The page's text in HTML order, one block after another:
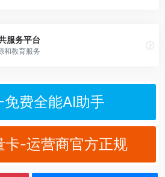
服务平台
和教育服务
费全能AI助手
卡-运营商官方正规